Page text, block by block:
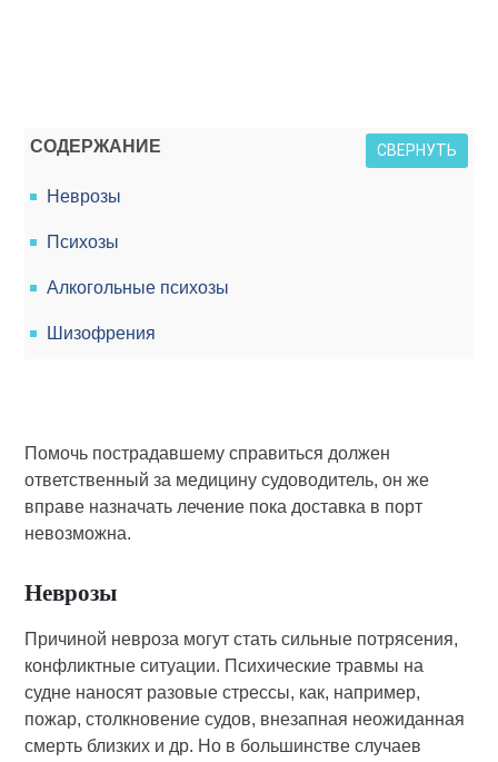
СОДЕРЖАНИЕ СВЕРНУТЬ
Неврозы
Психозы
Алкогольные психозы
Шизофрения
Помочь пострадавшему справиться должен
ответственный за медицину судоводитель, он же
вправе назначать лечение пока доставка в порт
невозможна.
Неврозы
Причиной невроза могут стать сильные потрясения,
конфликтные ситуации. Психические травмы на
судне на­носят разовые стрессы, как, например,
пожар, столкновение судов, внезапная неожиданная
смерть близких и др. Но в большинстве случаев